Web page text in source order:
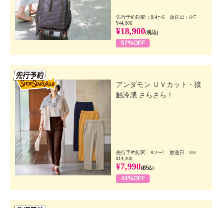
先行予約期間：8/4〜6 放送日：8/7
¥44,000
¥18,900(税込)
57%OFF
アンダモン ＵＶカット・接
触冷感 さらさら！...
先行予約期間：8/2〜7 放送日：8/8
¥14,300
¥7,990(税込)
44%OFF